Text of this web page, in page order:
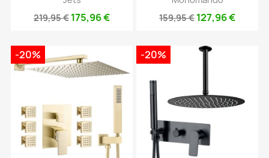
219,95 € 175,96 €
159,95 € 127,96 €
-20% -20%